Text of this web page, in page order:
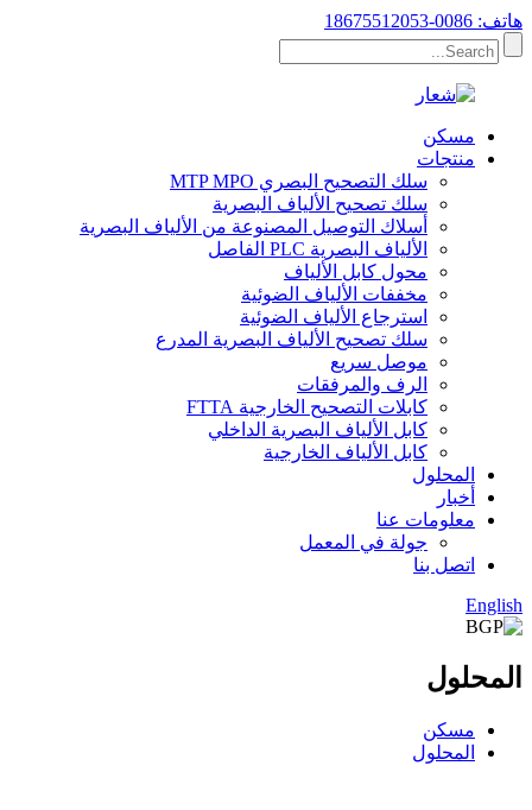
هاتف: 0086-18675512053
مسكن
منتجات
سلك التصحيح البصري MTP MPO
سلك تصحيح الألياف البصرية
أسلاك التوصيل المصنوعة من الألياف البصرية
الألياف البصرية PLC الفاصل
محول كابل الألياف
مخففات الألياف الضوئية
استرجاع الألياف الضوئية
سلك تصحيح الألياف البصرية المدرع
موصل سريع
الرف والمرفقات
كابلات التصحيح الخارجية FTTA
كابل الألياف البصرية الداخلي
كابل الألياف الخارجية
المحلول
أخبار
معلومات عنا
جولة في المعمل
اتصل بنا
English
المحلول
مسكن
المحلول